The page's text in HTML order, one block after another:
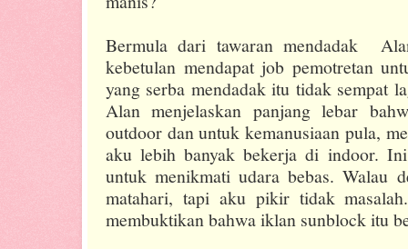
Bermula dari tawaran mendadak
kebetulan mendapat job pemotretan
yang serba mendadak itu tidak sempat
Alan menjelaskan panjang lebar
outdoor dan untuk kemanusiaan pula,
aku lebih banyak bekerja di indoor.
untuk menikmati udara bebas. Walau
matahari, tapi aku pikir tidak
membuktikan bahwa iklan sunblock itu